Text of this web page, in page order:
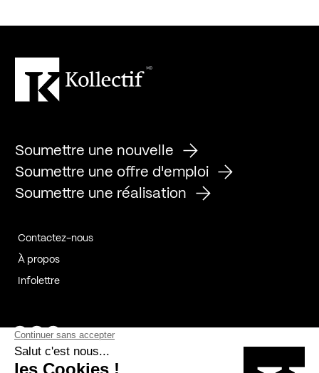
Soumettre une nouvelle
Soumettre une offre d'emploi
Soumettre une réalisation
Contactez-nous
À propos
Infolettre
Page Facebook de Kollectif
Page Instagram de Kollectif
Page Linkedin de Kollectif